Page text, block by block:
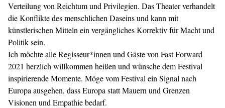
Verteilung von Reichtum und Privilegien. Das Theater verhandelt
die Konflikte des menschlichen Daseins und kann mit
künstlerischen Mitteln ein vergängliches Korrektiv für Macht und
Politik sein.
Ich möchte alle Regisseur*innen und Gäste von Fast Forward
2021 herzlich willkommen heißen und wünsche dem Festival
inspirierende Momente. Möge vom Festival ein Signal nach
Europa ausgehen, dass Europa statt Mauern und Grenzen
Visionen und Empathie bedarf.